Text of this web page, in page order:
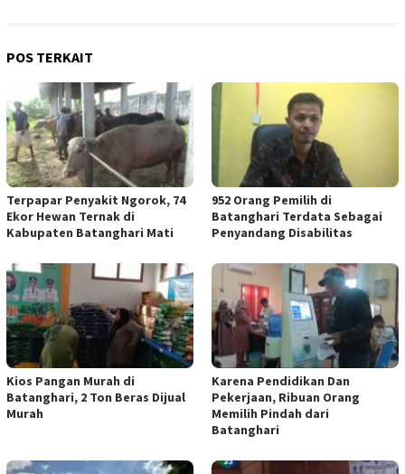
POS TERKAIT
Terpapar Penyakit Ngorok, 74
Ekor Hewan Ternak di
Kabupaten Batanghari Mati
952 Orang Pemilih di
Batanghari Terdata Sebagai
Penyandang Disabilitas
Kios Pangan Murah di
Batanghari, 2 Ton Beras Dijual
Murah
Karena Pendidikan Dan
Pekerjaan, Ribuan Orang
Memilih Pindah dari
Batanghari